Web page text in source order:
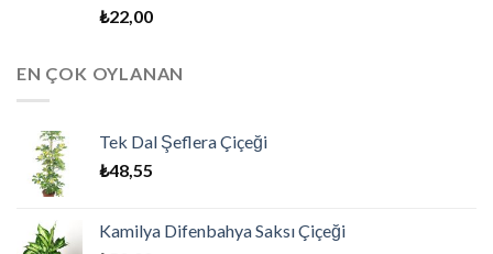
₺22,00
EN ÇOK OYLANAN
Tek Dal Şeflera Çiçeği
₺48,55
Kamilya Difenbahya Saksı Çiçeği